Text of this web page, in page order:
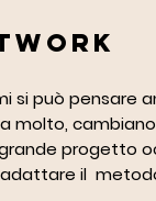
si può pensare
molto,
progetto
il